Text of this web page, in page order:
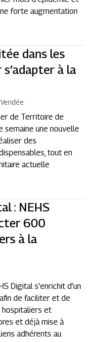
forte augmentation
dans les
à la
de Territoire de
semaine une nouvelle
des
tout en
actuelle
: NEHS
600
à la
Digital s’enrichit d’un
de faciliter et de
et
et déjà mise à
adhérents au